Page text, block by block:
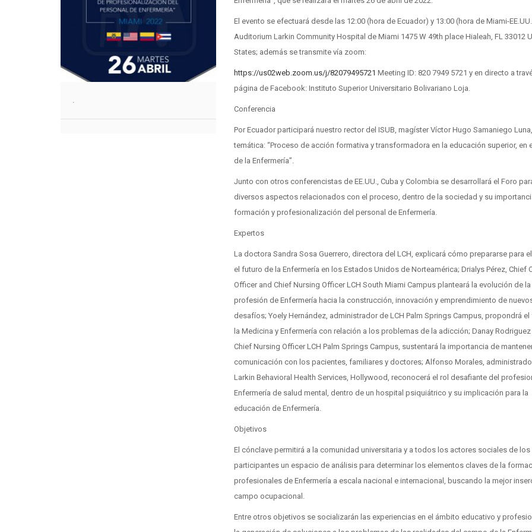
.
El evento se efectuará desde las 12:00 (hora de Ecuador) y 13:00 (hora de Miami-
Auditorium Larkin Community Hospital de Miami 1475 W 49th place Hialeah, FL 33012
States; además se transmite vía zoom:
https://us02web.zoom.us/j/82079495721 Meeting ID: 820 7949 5721 y en directo a
página de Facebook: Instituto Superior Universitario Bolivariano Loja.
Conferencia
Por Ecuador participará nuestro rector del ISUB, magíster Víctor Hugo Samaniego
temática: “Proceso de acción formativa y transformadora en la educación superior, en
de la Enfermería”.
Junto con otros conferencistas de EE.UU., Cuba y Colombia se desarrollará el Foro
diversos aspectos relacionados con el proceso, dentro de la sociedad y su
formación y profesionalización del personal de Enfermería.
Expertos
La doctora Sandra Sosa Guerrero, directora del LCH, explicará cómo prepararse para el
el futuro de la Enfermería en los Estados Unidos de Norteamérica; Drialys Pérez, Chief
Officer and Chief Nursing Officer LCH South Miami Campus planteará la evolución de la
profesión de Enfermería hacia la construcción, innovación y emprendimiento de
desafíos; Yoely Hernández, administrador de LCH Palm Springs Campus, propondrá
la Medicina y Enfermería con relación a los problemas de la adicción; Danay
Chief Nursing Officer LCH Palm Springs Campus, sustentará la importancia de
comunicación con los pacientes, familiares y doctores; Alfonso Morales,
Larkin Behavioral Health Services, Hollywood, reconocerá el rol desafiante del
Enfermería de salud mental, dentro de un hospital psiquiátrico y su implicación para la
educación de Enfermería.
Objetivos
El cónclave permitirá a la comunidad universitaria y a todos los actores sociales de
participantes un espacio de análisis para determinar los elementos claves de la
profesionales de Enfermería a escala nacional e internacional, buscando la mejor
campo ocupacional.
Entre otros objetivos se socializarán las experiencias en el ámbito educativo y